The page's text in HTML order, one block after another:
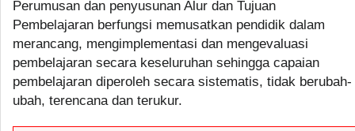
Perumusan dan penyusunan Alur dan Tujuan
Pembelajaran berfungsi memusatkan pendidik dalam
merancang, mengimplementasi dan mengevaluasi
pembelajaran secara keseluruhan sehingga capaian
pembelajaran diperoleh secara sistematis, tidak berubah-
ubah, terencana dan terukur.